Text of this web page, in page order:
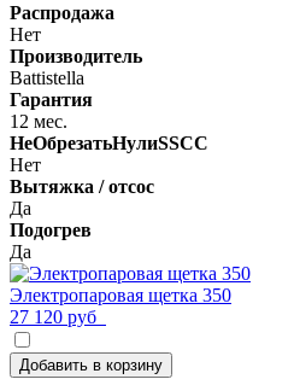
Распродажа
Нет
Производитель
Battistella
Гарантия
12 мес.
НеОбрезатьНулиSSCC
Нет
Вытяжка / отсос
Да
Подогрев
Да
Электропаровая щетка 350
27 120 руб
Добавить в корзину